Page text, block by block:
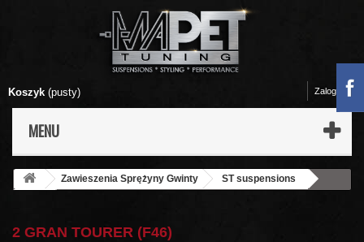
Koszyk (pusty)
MENU
Zaloguj się
Zawieszenia Sprężyny Gwinty
ST suspensions
2 GRAN TOURER (F46)